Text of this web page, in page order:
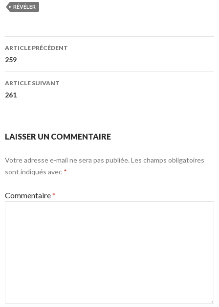
RÉVÉLER
Navigation
des
articles
ARTICLE PRÉCÉDENT
259
ARTICLE SUIVANT
261
LAISSER UN COMMENTAIRE
Votre adresse e-mail ne sera pas publiée. Les champs obligatoires
sont indiqués avec *
Commentaire*